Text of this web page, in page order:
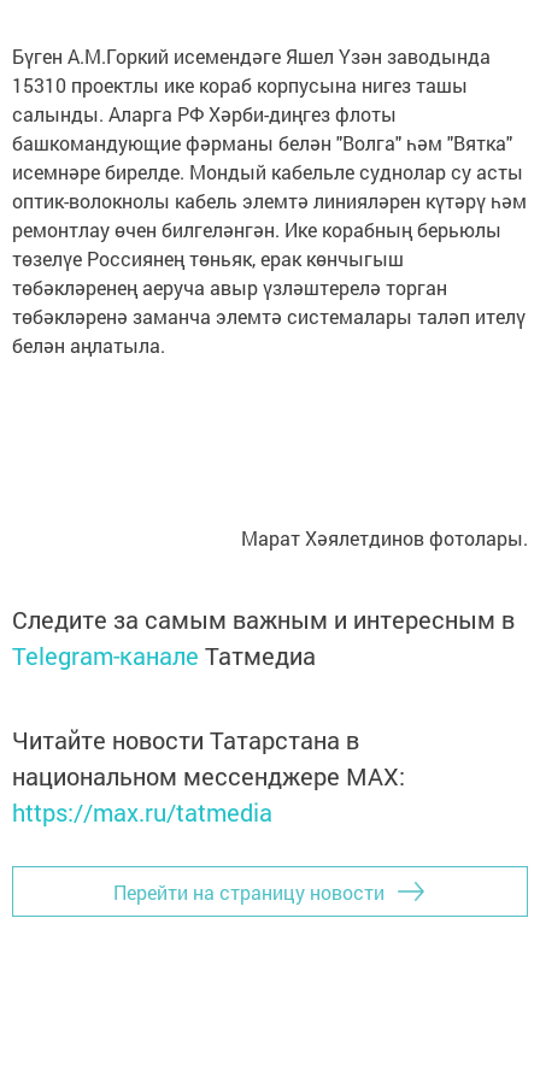
Бүген А.М.Горкий исемендәге Яшел Үзән заводында
15310 проектлы ике кораб корпусына нигез ташы
салынды. Аларга РФ Хәрби-диңгез флоты
башкомандующие фәрманы белән "Волга" һәм "Вятка"
исемнәре бирелде. Мондый кабельле суднолар су асты
оптик-волокнолы кабель элемтә линияләрен күтәрү һәм
ремонтлау өчен билгеләнгән. Ике корабның берьюлы
төзелүе Россиянең төньяк, ерак көнчыгыш
төбәкләренең аеруча авыр үзләштерелә торган
төбәкләренә заманча элемтә системалары таләп ителү
белән аңлатыла.
Марат Хәялетдинов фотолары.
Следите за самым важным и интересным в
Telegram-канале Татмедиа
Читайте новости Татарстана в
национальном мессенджере MАХ:
https://max.ru/tatmedia
Перейти на страницу новости